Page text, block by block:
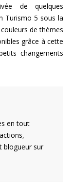
de quelques
Turismo 5 sous la
de thèmes
grâce à cette
changements
en tout
blogueur sur